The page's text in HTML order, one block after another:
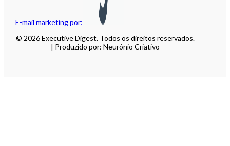
E-mail marketing por:
© 2026 Executive Digest. Todos os direitos reservados.
| Produzido por: Neurónio Criativo